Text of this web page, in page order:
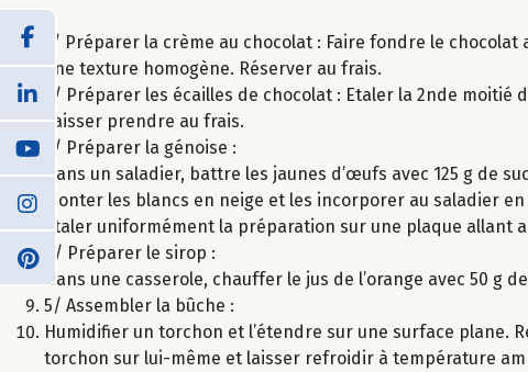
1/ Préparer la crème au chocolat : Faire fondre le
une texture homogène. Réserver au frais.
2/ Préparer les écailles de chocolat : Etaler la 2nde
Laisser prendre au frais.
3/ Préparer la génoise :
Dans un saladier, battre les jaunes d’œufs avec 125 g de
Monter les blancs en neige et les incorporer au saladier
Étaler uniformément la préparation sur une plaque allant
4/ Préparer le sirop :
Dans une casserole, chauffer le jus de l’orange avec 50 g
5/ Assembler la bûche :
Humidifier un torchon et l’étendre sur une surface plane.
torchon sur lui-même et laisser refroidir à température